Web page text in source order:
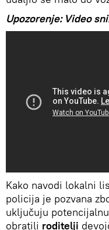
Upozorenje: Video
Kako navodi lokalni
policija je pozvana
uključuju
obratili roditelji